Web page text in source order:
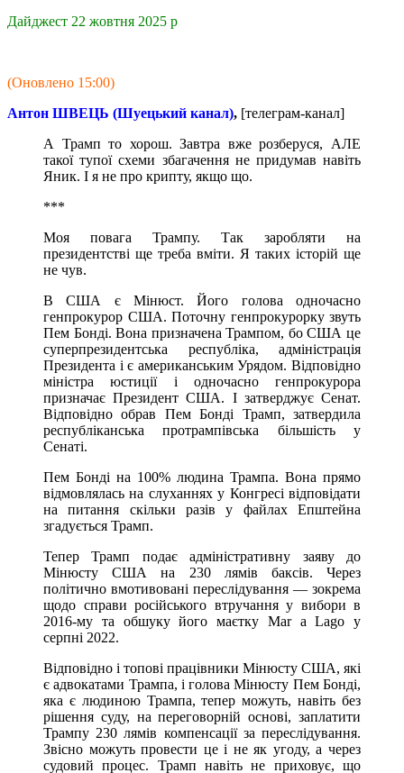
Дайджест 22 жовтня 2025 р
(Оновлено 15:00)
Антон ШВЕЦЬ (Шуецький канал), [телеграм-канал]
А Трамп то хорош. Завтра вже розберуся, АЛЕ
такої тупої схеми збагачення не придумав навіть
Яник. І я не про крипту, якщо що.
***
Моя повага Трампу. Так заробляти на
президентстві ще треба вміти. Я таких історій ще
не чув.
В США є Мінюст. Його голова одночасно
генпрокурор США. Поточну генпрокурорку звуть
Пем Бонді. Вона призначена Трампом, бо США це
суперпрезидентська республіка, адміністрація
Президента і є американським Урядом. Відповідно
міністра юстиції і одночасно генпрокурора
призначає Президент США. І затверджує Сенат.
Відповідно обрав Пем Бонді Трамп, затвердила
республіканська протрампівська більшість у
Сенаті.
Пем Бонді на 100% людина Трампа. Вона прямо
відмовлялась на слуханнях у Конгресі відповідати
на питання скільки разів у файлах Епштейна
згадується Трамп.
Тепер Трамп подає адміністративну заяву до
Мінюсту США на 230 лямів баксів. Через
політично вмотивовані переслідування — зокрема
щодо справи російського втручання у вибори в
2016-му та обшуку його маєтку Mar a Lago у
серпні 2022.
Відповідно і топові працівники Мінюсту США, які
є адвокатами Трампа, і голова Мінюсту Пем Бонді,
яка є людиною Трампа, тепер можуть, навіть без
рішення суду, на переговорній основі, заплатити
Трампу 230 лямів компенсації за переслідування.
Звісно можуть провести це і не як угоду, а через
судовий процес. Трамп навіть не приховує, що